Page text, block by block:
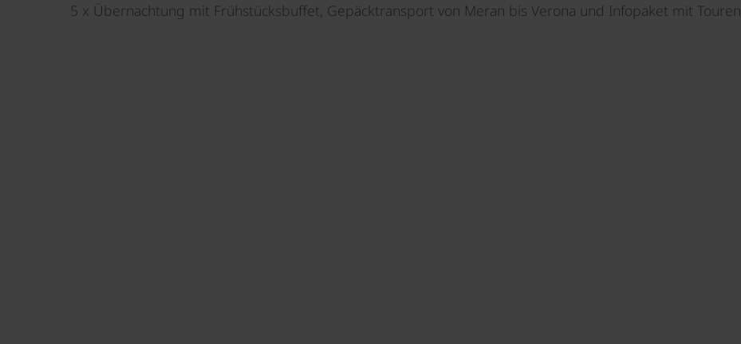
5 x Übernachtung mit Frühstücksbuffet, Gepäcktransport von Meran bis Verona und Infopaket mit